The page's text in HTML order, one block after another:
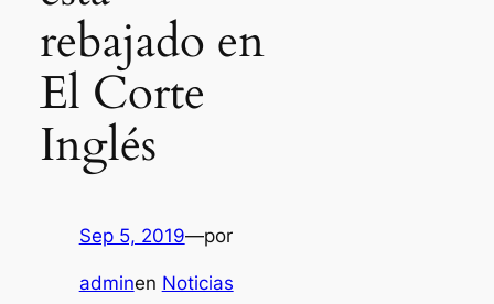
rebajado en
El Corte
Inglés
Sep 5, 2019—por
adminen Noticias